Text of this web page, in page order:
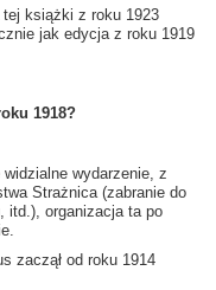
książki z roku 1923
jak edycja z roku 1919
1918?
wydarzenie, z
Strażnica (zabranie do
itd.), organizacja ta po
od roku 1914